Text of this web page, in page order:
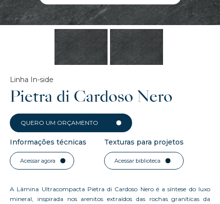
Linha In-side
Pietra di Cardoso Nero
QUERO UM ORÇAMENTO
Informações técnicas
Acessar agora
Texturas para projetos
Acessar biblioteca
A Lâmina Ultracompacta Pietra di Cardoso Nero é a síntese do luxo
mineral, inspirada nos arenitos extraídos das rochas graníticas da